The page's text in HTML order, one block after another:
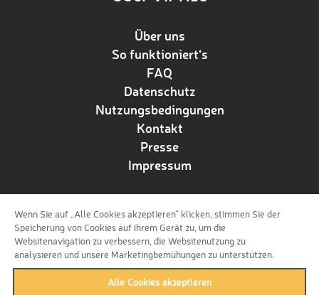
Über uns
So funktioniert‘s
FAQ
Datenschutz
Nutzungsbedingungen
Kontakt
Presse
Impressum
Folge uns!
Wenn Sie auf „Alle Cookies akzeptieren“ klicken, stimmen Sie der
Speicherung von Cookies auf Ihrem Gerät zu, um die
Websitenavigation zu verbessern, die Websitenutzung zu
analysieren und unsere Marketingbemühungen zu unterstützen.
Alle Cookies akzeptieren